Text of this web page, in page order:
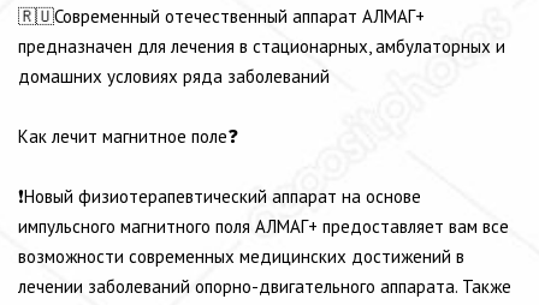
🇷🇺Современный отечественный аппарат АЛМАГ+
предназначен для лечения в стационарных, амбулаторных и
домашних условиях ряда заболеваний
Как лечит магнитное поле❓
❗️Новый физиотерапевтический аппарат на основе
импульсного магнитного поля АЛМАГ+ предоставляет вам все
возможности современных медицинских достижений в
лечении заболеваний опорно-двигательного аппарата. Также